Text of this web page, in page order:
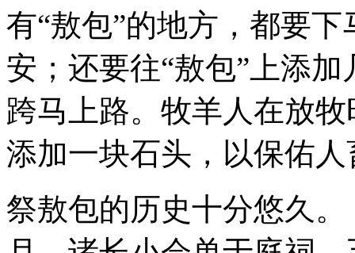
有“敖包”的地方，都要
安；还要往“敖包”上添
跨马上路。牧羊人在放
添加一块石头，以保佑
祭敖包的历史十分悠久